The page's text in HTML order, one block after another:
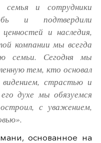
семья и сотрудники
и подтвердили
и наследия,
компании мы всегда
семьи. Сегодня мы
тем, кто основал
страстью и
духе мы обязуемся
с уважением,
основанное на